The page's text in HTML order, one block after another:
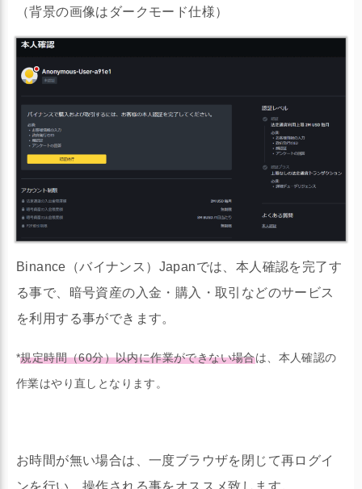
（背景の画像はダークモード仕様）
Binance（バイナンス）Japanでは、本人確認を完了す
る事で、暗号資産の入金・購入・取引などのサービス
を利用する事ができます。
*規定時間（60分）以内に作業ができない場合は、本人確認の
作業はやり直しとなります。
お時間が無い場合は、一度ブラウザを閉じて再ログイ